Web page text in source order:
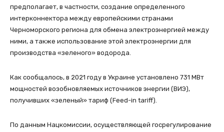
предполагает, в частности, создание определенного
интерконнектора между европейскими странами
Черноморского региона для обмена электроэнергией между
ними, а также использование этой электроэнергии для
производства «зеленого» водорода.
Как сообщалось, в 2021 году в Украине установлено 731 МВт
мощностей возобновляемых источников энергии (ВИЭ),
получивших «зеленый» тариф (Feed-in tariff).
По данным Нацкомиссии, осуществляющей госрегулирование